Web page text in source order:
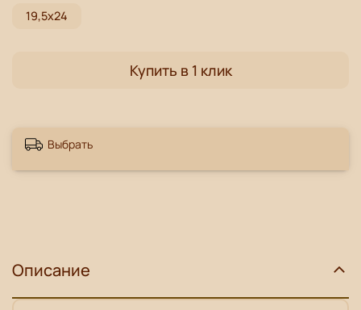
Купить в 1 клик
19,5х24
Выбрать
Описание